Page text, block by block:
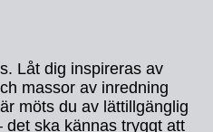
Låt dig inspireras av
massor av inredning
möts du av lättillgänglig
det ska kännas tryggt att